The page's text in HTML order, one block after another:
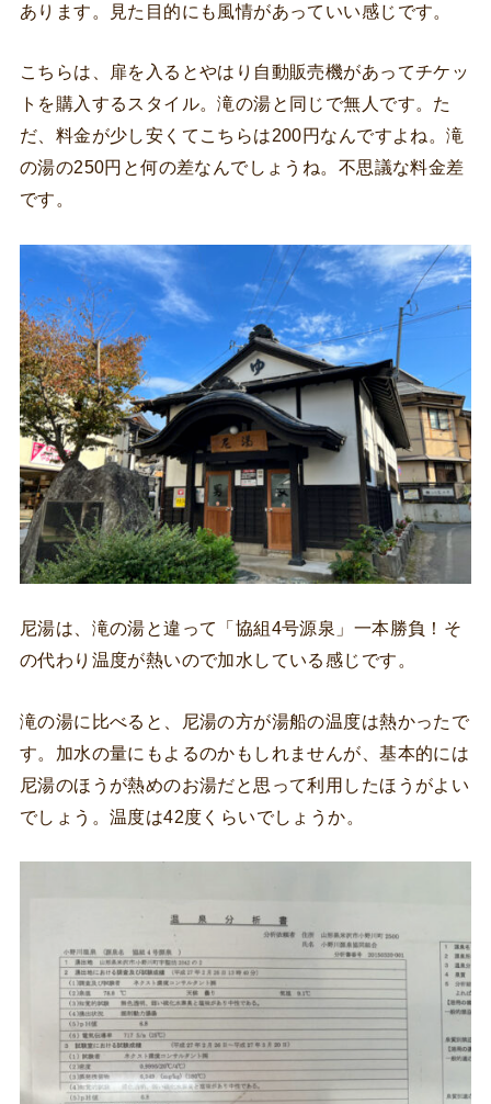
あります。見た目的にも風情があっていい感じです。
こちらは、扉を入るとやはり自動販売機があってチケッ
トを購入するスタイル。滝の湯と同じで無人です。た
だ、料金が少し安くてこちらは200円なんですよね。滝
の湯の250円と何の差なんでしょうね。不思議な料金差
です。
尼湯は、滝の湯と違って「協組4号源泉」一本勝負！そ
の代わり温度が熱いので加水している感じです。
滝の湯に比べると、尼湯の方が湯船の温度は熱かったで
す。加水の量にもよるのかもしれませんが、基本的には
尼湯のほうが熱めのお湯だと思って利用したほうがよい
でしょう。温度は42度くらいでしょうか。